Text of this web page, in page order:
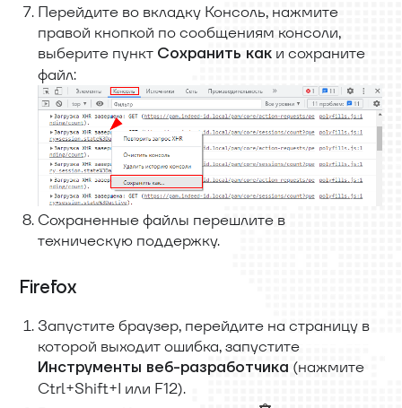
Перейдите во вкладку Консоль, нажмите
правой кнопкой по сообщениям консоли,
выберите пункт Сохранить как и сохраните
файл:
Сохраненные файлы перешлите в
техническую поддержку.
Firefox
Запустите браузер, перейдите на страницу в
которой выходит ошибка, запустите
Инструменты веб-разработчика (нажмите
Ctrl+Shift+I или F12).